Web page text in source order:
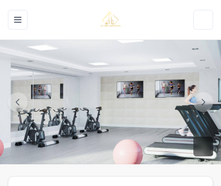
Toggle navigation menu